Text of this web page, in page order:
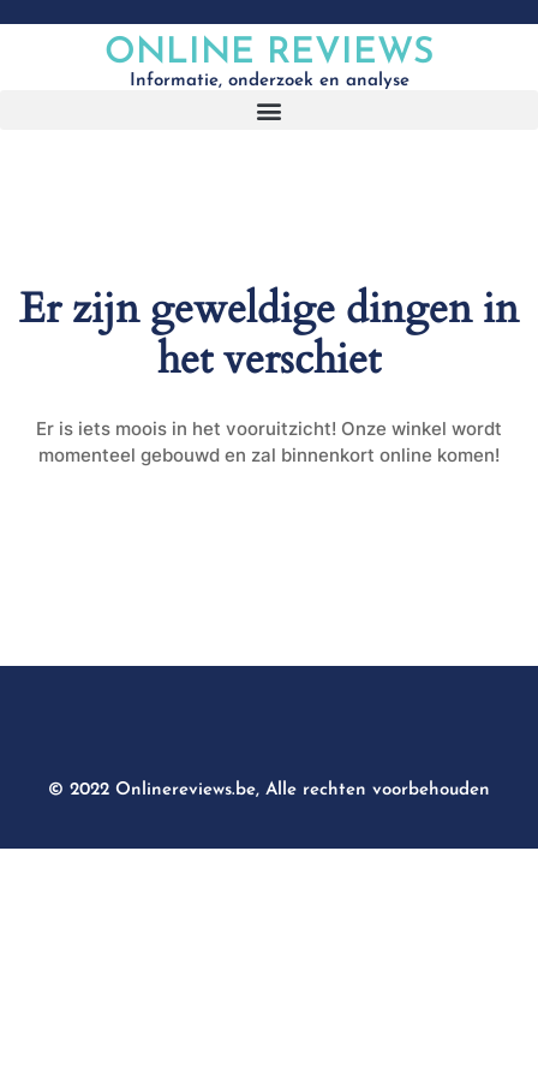
ONLINE REVIEWS
Informatie, onderzoek en analyse
Er zijn geweldige dingen in
het verschiet
Er is iets moois in het vooruitzicht! Onze winkel wordt
momenteel gebouwd en zal binnenkort online komen!
© 2022 Onlinereviews.be, Alle rechten voorbehouden